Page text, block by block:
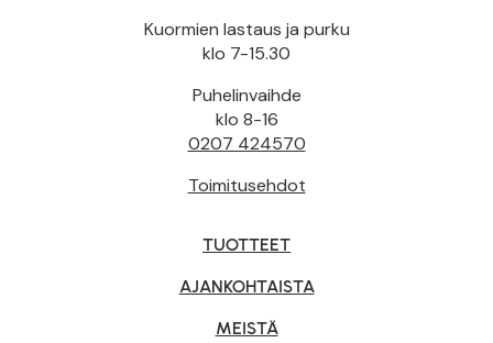
Kuormien lastaus ja purku
klo 7-15.30
Puhelinvaihde
klo 8-16
0207 424570
Toimitusehdot
TUOTTEET
AJANKOHTAISTA
MEISTÄ